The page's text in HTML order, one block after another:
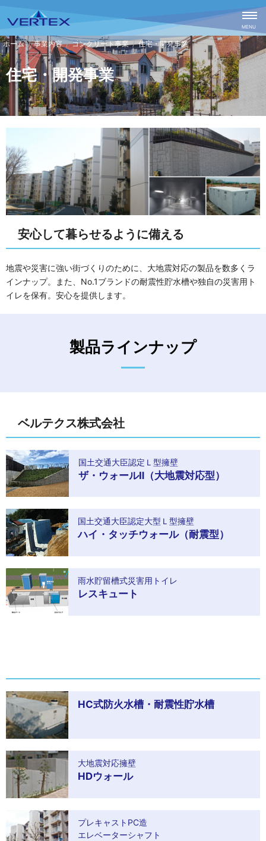
CLOSE
MENU
事業内容 コンクリート事業 住宅・開発事業
住宅・開発事業
安心して暮らせるように備える
地震や災害に強い街づくりのために、大地震対応の製品を数多くラ
インナップ。また、No.1ブランドの耐震性貯水槽や独自の災害用ト
イレを保有。安心を提供します。
製品ラインナップ
ベルテクス株式会社
国土交通大臣認定Ｌ型擁壁
ザ・ウォールⅡ（大地震対応型）
国土交通大臣認定大型Ｌ型擁壁
ハイ・タッチウォール（耐震型）
雨水貯留槽式災害用トイレ
レスキュート
HC式防火水槽・耐震性貯水槽
大地震対応擁壁
HDウォール
プレキャストPC造
エレベーターシャフト